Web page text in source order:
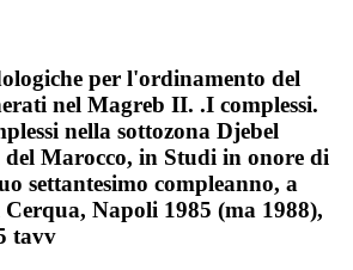
per l'ordinamento del
nel Magreb II. .I complessi.
nella sottozona Djebel
Marocco, in Studi in onore di
settantesimo compleanno, a
Napoli 1985 (ma 1988),
tavv